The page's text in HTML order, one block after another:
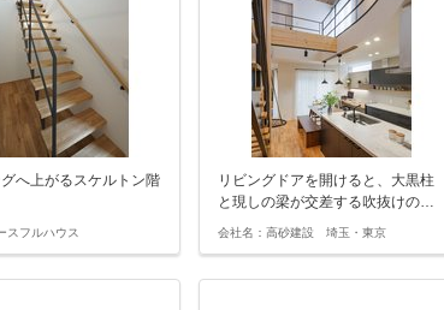
へ上がるスケルトン階
スフルハウス
リビングドアを開けると、大黒柱
と現しの梁が交差する吹抜けの…
会社名：高砂建設 埼玉・東京